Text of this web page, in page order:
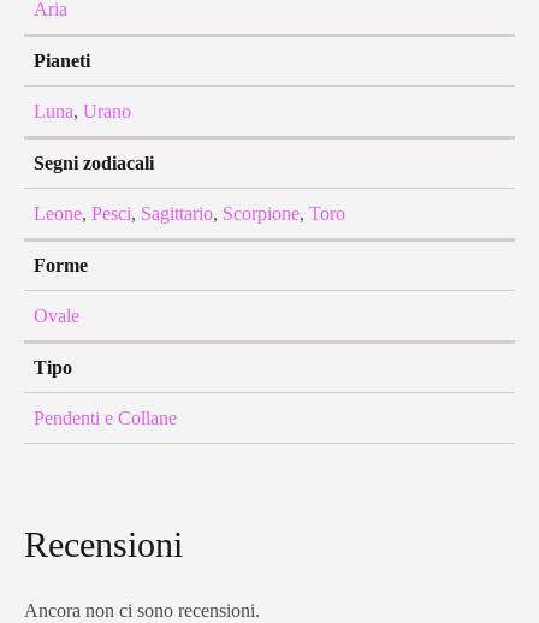
Aria
Pianeti
Luna, Urano
Segni zodiacali
Leone, Pesci, Sagittario, Scorpione, Toro
Forme
Ovale
Tipo
Pendenti e Collane
Recensioni
Ancora non ci sono recensioni.